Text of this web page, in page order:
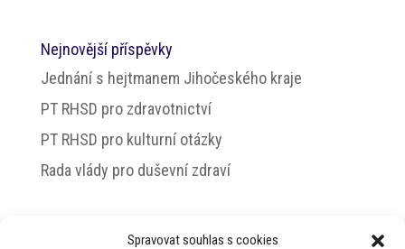
Spravovat souhlas s cookies
Nejnovější příspěvky
Jednání s hejtmanem Jihočeského kraje
PT RHSD pro zdravotnictví
PT RHSD pro kulturní otázky
Rada vlády pro duševní zdraví